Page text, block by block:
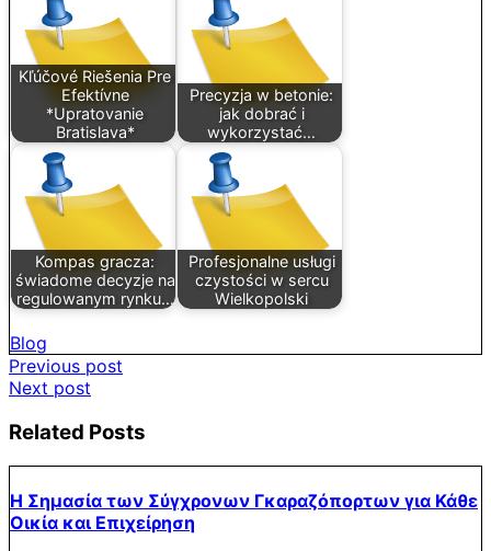
Kľúčové Riešenia Pre
Efektívne
*Upratovanie
Bratislava*
Precyzja w betonie:
jak dobrać i
wykorzystać…
Kompas gracza:
świadome decyzje na
regulowanym rynku…
Profesjonalne usługi
czystości w sercu
Wielkopolski
Blog
Post
navigation
Previous post
Next post
Related Posts
Η Σημασία των Σύγχρονων Γκαραζόπορτων για Κάθε
Οικία και Επιχείρηση